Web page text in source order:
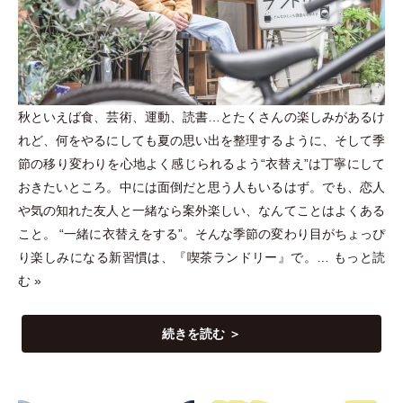
秋といえば食、芸術、運動、読書…とたくさんの楽しみがあるけ
れど、何をやるにしても夏の思い出を整理するように、そして季
節の移り変わりを心地よく感じられるよう“衣替え”は丁寧にして
おきたいところ。中には面倒だと思う人もいるはず。でも、恋人
や気の知れた友人と一緒なら案外楽しい、なんてことはよくある
こと。 “一緒に衣替えをする”。そんな季節の変わり目がちょっぴ
り楽しみになる新習慣は、『喫茶ランドリー』で。…
もっと読
む »
続きを読む ＞